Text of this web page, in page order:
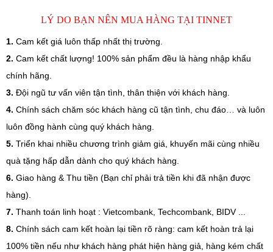
LÝ DO BẠN NÊN MUA HÀNG TẠI TINNET
1. Cam kết giá luôn thấp nhất thị trường.
2. Cam kết chất lượng! 100% sản phẩm đều là hàng nhập khẩu
chính hãng.
3. Đội ngũ tư vấn viên tận tình, thân thiện với khách hàng.
4. Chính sách chăm sóc khách hàng cũ tận tình, chu đáo… và luôn
luôn đồng hành cùng quý khách hàng.
5. Triển khai nhiều chương trình giảm giá, khuyến mãi cùng nhiều
quà tặng hấp dẫn dành cho quý khách hàng.
6. Giao hàng & Thu tiền (Bạn chỉ phải trả tiền khi đã nhận được
hàng).
7. Thanh toán linh hoạt : Vietcombank, Techcombank, BIDV ...
8. Chính sách cam kết hoàn lại tiền rõ ràng: cam kết hoàn trả lại
100% tiền nếu như khách hàng phát hiện hàng giả, hàng kém chất